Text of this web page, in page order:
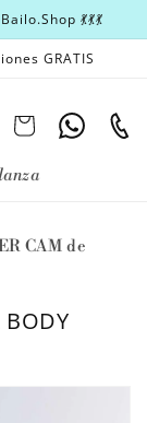
💃💃💃
GRATIS
CarritoWhatsapp
CAM de